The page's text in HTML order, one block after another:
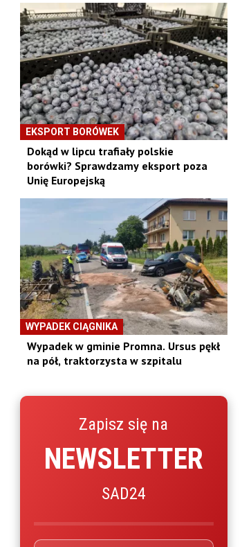
EKSPORT BORÓWEK
Dokąd w lipcu trafiały polskie
borówki? Sprawdzamy eksport poza
Unię Europejską
WYPADEK CIĄGNIKA
Wypadek w gminie Promna. Ursus pękł
na pół, traktorzysta w szpitalu
Zapisz się na
NEWSLETTER
SAD24